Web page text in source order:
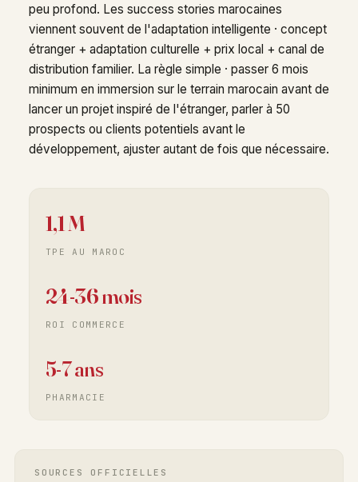
peu profond. Les success stories marocaines
viennent souvent de l'adaptation intelligente · concept
étranger + adaptation culturelle + prix local + canal de
distribution familier. La règle simple · passer 6 mois
minimum en immersion sur le terrain marocain avant de
lancer un projet inspiré de l'étranger, parler à 50
prospects ou clients potentiels avant le
développement, ajuster autant de fois que nécessaire.
1,1 M
TPE AU MAROC
24-36 mois
ROI COMMERCE
5-7 ans
PHARMACIE
SOURCES OFFICIELLES